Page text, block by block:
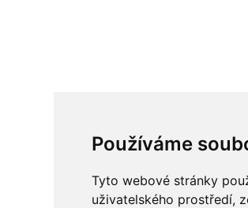
Používáme
Tyto webové stránky
uživatelského prostředí,